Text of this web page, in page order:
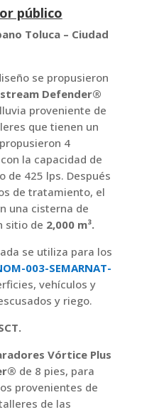
público
Toluca – Ciudad
se propusieron
Defender®
proveniente de
que tienen un
4
la capacidad de
de 425 lps. Después
de tratamiento, el
una cisterna de
sitio de 2,000 m³.
se utiliza para los
003-SEMARNAT-
vehículos y
y riego.
Vórtice Plus
de 8 pies, para
provenientes de
de las